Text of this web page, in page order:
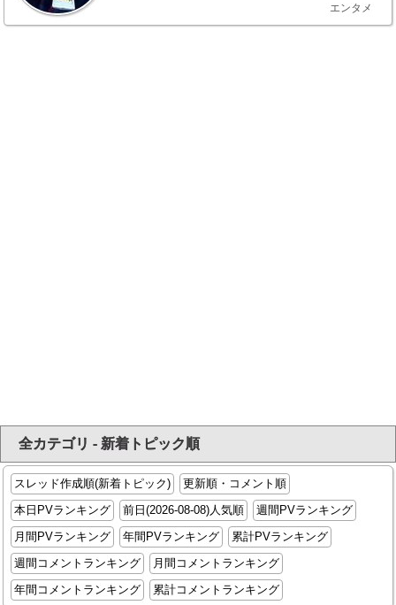
エンタメ
全カテゴリ - 新着トピック順
スレッド作成順(新着トピック)
更新順・コメント順
本日PVランキング
前日(2026-08-08)人気順
週間PVランキング
月間PVランキング
年間PVランキング
累計PVランキング
週間コメントランキング
月間コメントランキング
年間コメントランキング
累計コメントランキング